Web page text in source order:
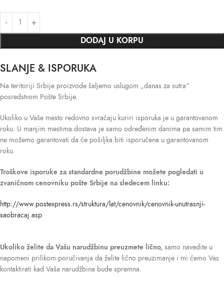
DODAJ U KORPU
SLANJE & ISPORUKA
Na teritoriji Srbije proizvode šaljemo uslugom „danas za sutra“
posredstvom Pošte Srbije.
Ukoliko u Vaše mesto redovno svraćaju kuriri isporuka je u garantovanom
roku. U manjim mestima dostava je samo određenim danima pa samim tim
ne možemo garantovati da će pošiljka biti isporučena u garantovanom
roku.
Troškove isporuke za standardne porudžbine možete pogledati u
zvaničnom cenovniku pošte Srbije na sledecem linku:
http://www.postexpress.rs/struktura/lat/cenovnik/cenovnik-unutrasnji-
saobracaj.asp
Ukoliko želite da Vašu narudžbinu preuzmete lično, samo navedite u
napomeni prilikom poručivanja da želite lično preuzimanje i mi ćemo Vas
kontaktirati kad Vaša narudžbina bude spremna.